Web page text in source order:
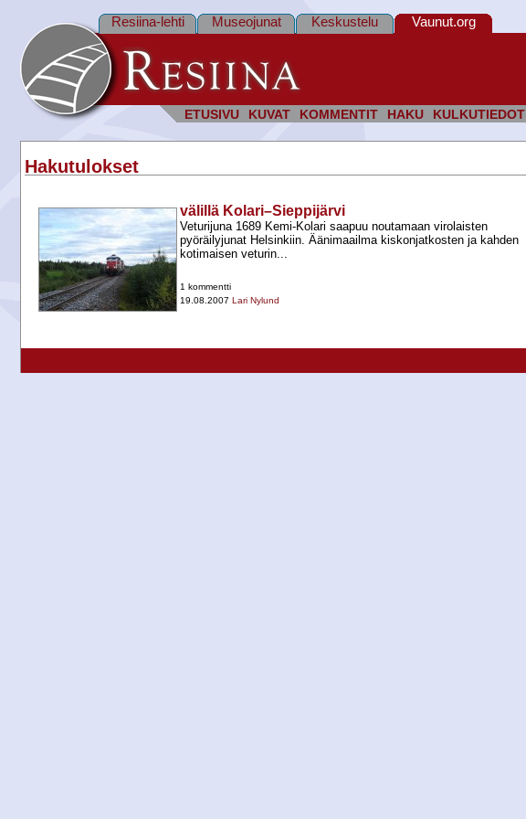
ETUSIVU KUVAT KOMMENTIT HAKU KULKUTIEDOT
Resiina-lehti Museojunat Keskustelu Vaunut.org
Hakutulokset
välillä Kolari–Sieppijärvi
Veturijuna 1689 Kemi-​Kolari saapuu noutamaan virolaisten
pyöräilyjunat Helsinkiin. Äänimaailma kiskonjatkosten ja kahden
kotimaisen veturin...
1 kommentti
19.08.2007 Lari Nylund